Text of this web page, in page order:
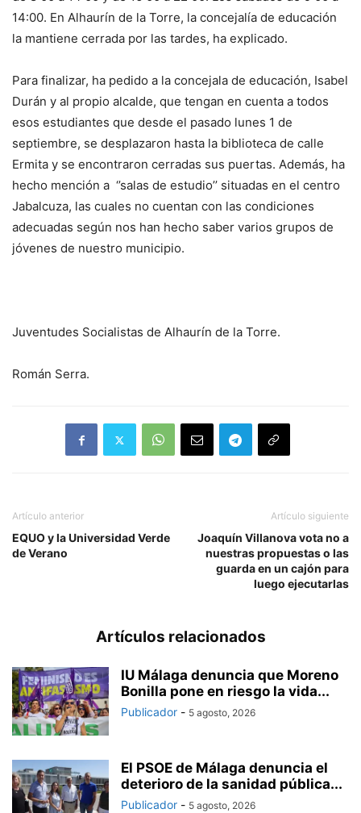
14:00. En Alhaurín de la Torre, la concejalía de educación
la mantiene cerrada por las tardes, ha explicado.
Para finalizar, ha pedido a la concejala de educación, Isabel
Durán y al propio alcalde, que tengan en cuenta a todos
esos estudiantes que desde el pasado lunes 1 de
septiembre, se desplazaron hasta la biblioteca de calle
Ermita y se encontraron cerradas sus puertas. Además, ha
hecho mención a ‘’salas de estudio’’ situadas en el centro
Jabalcuza, las cuales no cuentan con las condiciones
adecuadas según nos han hecho saber varios grupos de
jóvenes de nuestro municipio.
Juventudes Socialistas de Alhaurín de la Torre.
Román Serra.
Artículo anterior
EQUO y la Universidad Verde
de Verano
Artículo siguiente
Joaquín Villanova vota no a
nuestras propuestas o las
guarda en un cajón para
luego ejecutarlas
Artículos relacionados
IU Málaga denuncia que Moreno
Bonilla pone en riesgo la vida...
Publicador - 5 agosto, 2026
El PSOE de Málaga denuncia el
deterioro de la sanidad pública...
Publicador - 5 agosto, 2026